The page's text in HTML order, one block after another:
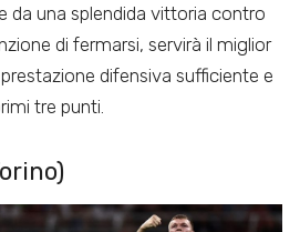
da una splendida vittoria contro
di fermarsi, servirà il miglior
difensiva sufficiente e
tre punti.